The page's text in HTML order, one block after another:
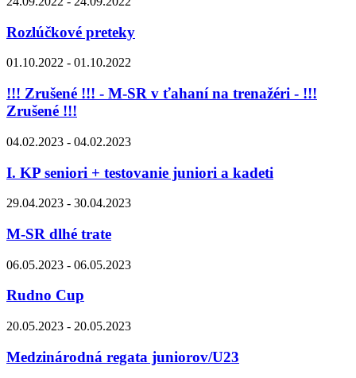
Rozlúčkové preteky
01.10.2022 - 01.10.2022
!!! Zrušené !!! - M-SR v ťahaní na trenažéri - !!!
Zrušené !!!
04.02.2023 - 04.02.2023
I. KP seniori + testovanie juniori a kadeti
29.04.2023 - 30.04.2023
M-SR dlhé trate
06.05.2023 - 06.05.2023
Rudno Cup
20.05.2023 - 20.05.2023
Medzinárodná regata juniorov/U23